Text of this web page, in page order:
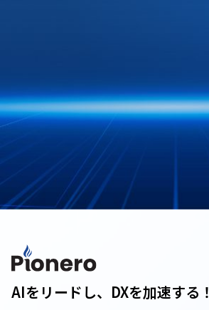
AIをリードし、DXを加速する！